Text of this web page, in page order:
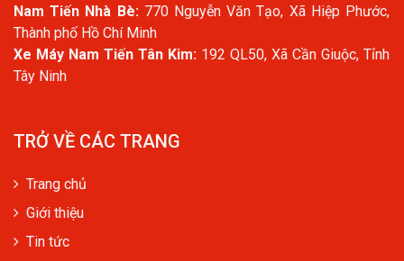
Nam Tiến Nhà Bè: 770 Nguyễn Văn Tạo, Xã Hiệp Phước,
Thành phố Hồ Chí Minh
Xe Máy Nam Tiến Tân Kim: 192 QL50, Xã Cần Giuộc, Tỉnh
Tây Ninh
TRỞ VỀ CÁC TRANG
Trang chủ
Giới thiệu
Tin tức